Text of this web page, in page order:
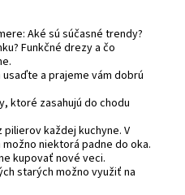
Aké sú súčasné trendy?
Funkčné drezy a čo
a prajeme vám dobrú
ktoré zasahujú do chodu
pilierov každej kuchyne. V
niektorá padne do oka.
kupovať nové veci.
starých možno využiť na